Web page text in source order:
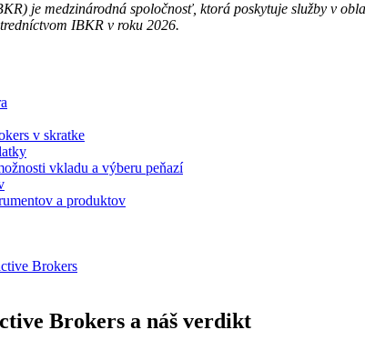
je medzinárodná spoločnosť, ktorá poskytuje služby v
IBKR v roku 2026.
v skratke
vkladu a výberu peňazí
a produktov
Brokers
Brokers a náš verdikt